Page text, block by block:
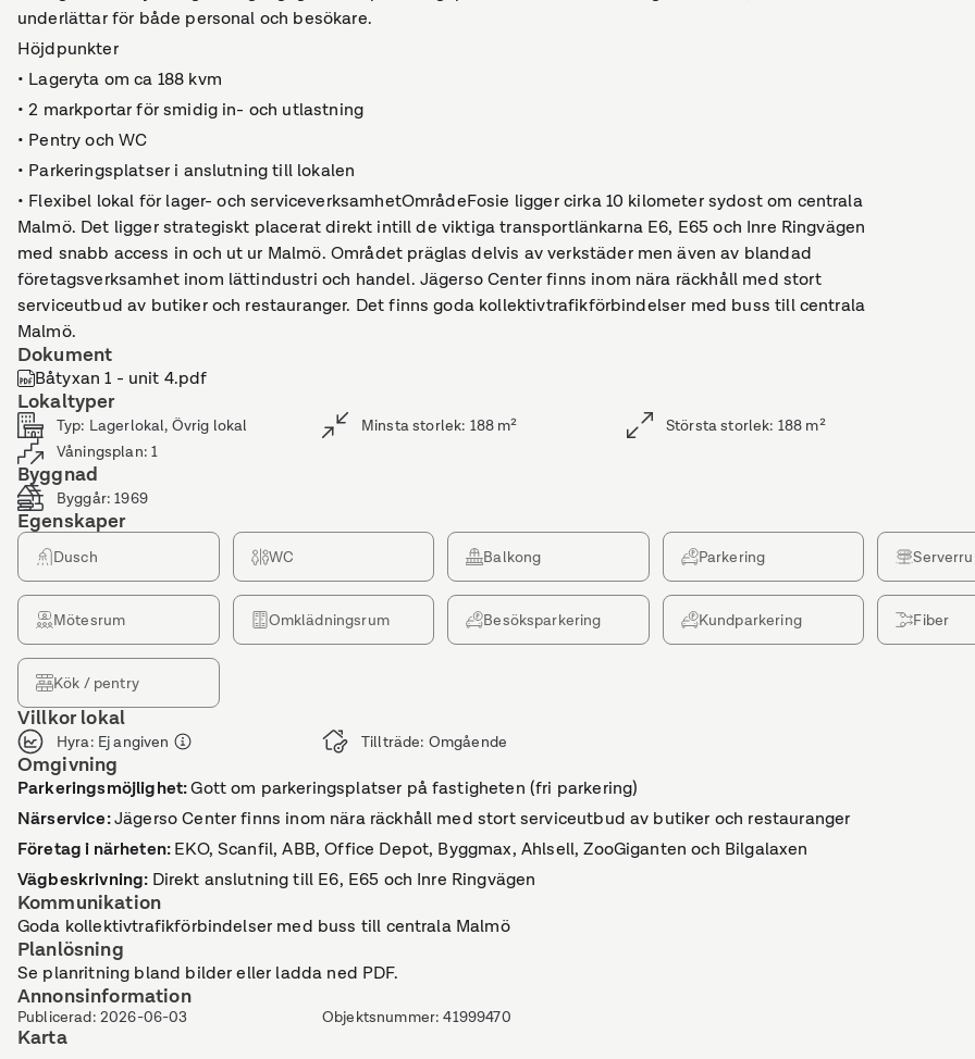
underlättar för både personal och besökare.
Höjdpunkter
• Lageryta om ca 188 kvm
• 2 markportar för smidig in- och utlastning
• Pentry och WC
• Parkeringsplatser i anslutning till lokalen
• Flexibel lokal för lager- och serviceverksamhetOmrådeFosie ligger cirka 10 kilometer sydost om centrala
Malmö. Det ligger strategiskt placerat direkt intill de viktiga transportlänkarna E6, E65 och Inre Ringvägen
med snabb access in och ut ur Malmö. Området präglas delvis av verkstäder men även av blandad
företagsverksamhet inom lättindustri och handel. Jägerso Center finns inom nära räckhåll med stort
serviceutbud av butiker och restauranger. Det finns goda kollektivtrafikförbindelser med buss till centrala
Malmö.
Dokument
Båtyxan 1 - unit 4.pdf
Lokaltyper
Typ: Lagerlokal, Övrig lokal Minsta storlek: 188 m² Största storlek: 188 m²
Våningsplan:1
Byggnad
Byggår:1969
Egenskaper
Dusch WC Balkong Parkering
Mötesrum Omklädningsrum Besöksparkering Kundparkering Fiber
Kök / pentry
Villkor lokal
Hyra: Ej angiven Tillträde: Omgående
Omgivning
Parkeringsmöjlighet:Gott om parkeringsplatser på fastigheten (fri parkering)
Närservice:Jägerso Center finns inom nära räckhåll med stort serviceutbud av butiker och restauranger
Företag i närheten:EKO, Scanfil, ABB, Office Depot, Byggmax, Ahlsell, ZooGiganten och Bilgalaxen
Vägbeskrivning: Direkt anslutning till E6, E65 och Inre Ringvägen
Kommunikation
Goda kollektivtrafikförbindelser med buss till centrala Malmö
Planlösning
Se planritning bland bilder eller ladda ned PDF.
Annonsinformation
Publicerad: 2026-06-03 Objektsnummer:41999470
Karta